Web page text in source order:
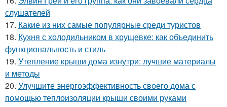
слушателей
17. Какие из них самые популярные среди туристов
18. Кухня с холодильником в хрущевке: как объединить
функциональность и стиль
19. Утепление крыши дома изнутри: лучшие материалы
и методы
20. Улучшите энергоэффективность своего дома с
помощью теплоизоляции крыши своими руками